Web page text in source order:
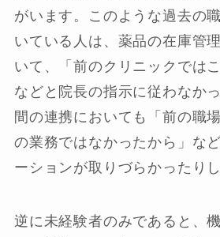
がいます。このような過去の
いている人は、薬品の在庫管
いて、「前のクリニックでは
などと院長の指示に従わなか
間の連携においても「前の職
の業務ではなかったから」な
ーションが取りづらかったりし
逆に未経験者のみであると、